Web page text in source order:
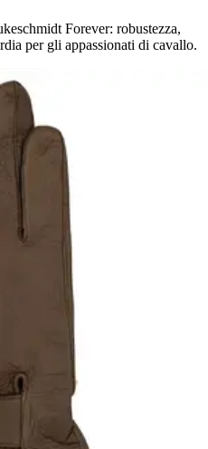
Forever: robustezza,
per gli appassionati di cavallo.